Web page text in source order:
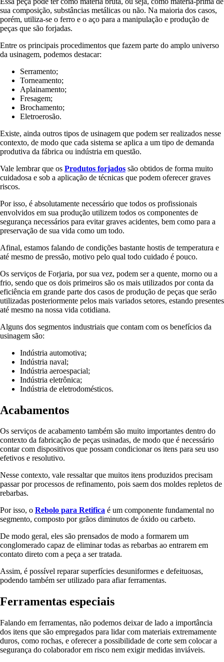
sua composição, substâncias metálicas ou não. Na maioria dos casos,
porém, utiliza-se o ferro e o aço para a manipulação e produção de
peças que são forjadas.
Entre os principais procedimentos que fazem parte do amplo universo
da usinagem, podemos destacar:
Serramento;
Torneamento;
Aplainamento;
Fresagem;
Brochamento;
Eletroerosão.
Existe, ainda outros tipos de usinagem que podem ser realizados nesse
contexto, de modo que cada sistema se aplica a um tipo de demanda
produtiva da fábrica ou indústria em questão.
Vale lembrar que os Produtos forjados são obtidos de forma muito
cuidadosa e sob a aplicação de técnicas que podem oferecer graves
riscos.
Por isso, é absolutamente necessário que todos os profissionais
envolvidos em sua produção utilizem todos os componentes de
segurança necessários para evitar graves acidentes, bem como para a
preservação de sua vida como um todo.
Afinal, estamos falando de condições bastante hostis de temperatura e
até mesmo de pressão, motivo pelo qual todo cuidado é pouco.
Os serviços de Forjaria, por sua vez, podem ser a quente, morno ou a
frio, sendo que os dois primeiros são os mais utilizados por conta da
eficiência em grande parte dos casos de produção de peças que serão
utilizadas posteriormente pelos mais variados setores, estando presentes
até mesmo na nossa vida cotidiana.
Alguns dos segmentos industriais que contam com os benefícios da
usinagem são:
Indústria automotiva;
Indústria naval;
Indústria aeroespacial;
Indústria eletrônica;
Indústria de eletrodomésticos.
Acabamentos
Os serviços de acabamento também são muito importantes dentro do
contexto da fabricação de peças usinadas, de modo que é necessário
contar com dispositivos que possam condicionar os itens para seu uso
efetivos e resolutivo.
Nesse contexto, vale ressaltar que muitos itens produzidos precisam
passar por processos de refinamento, pois saem dos moldes repletos de
rebarbas.
Por isso, o Rebolo para Retifica é um componente fundamental no
segmento, composto por grãos diminutos de óxido ou carbeto.
De modo geral, eles são prensados de modo a formarem um
conglomerado capaz de eliminar todas as rebarbas ao entrarem em
contato direto com a peça a ser tratada.
Assim, é possível reparar superfícies desuniformes e defeituosas,
podendo também ser utilizado para afiar ferramentas.
Ferramentas especiais
Falando em ferramentas, não podemos deixar de lado a importância
dos itens que são empregados para lidar com materiais extremamente
duros, como rochas, e oferecer a possibilidade de corte sem colocar a
segurança do colaborador em risco nem exigir medidas inviáveis.